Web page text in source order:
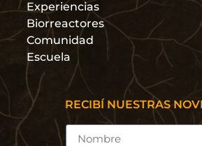
Experiencias
Biorreactores
Comunidad
Escuela
RECIBÍ NUESTRAS